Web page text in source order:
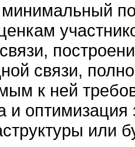
минимальный
связи,
к ней
оптимизация
или